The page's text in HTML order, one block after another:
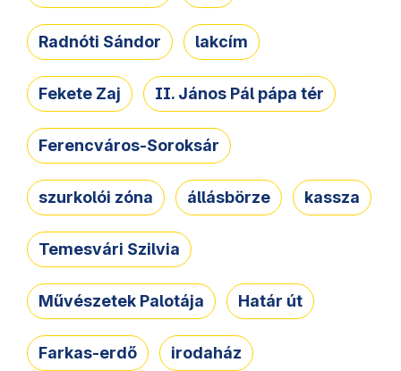
Radnóti Sándor lakcím
Fekete Zaj II. János Pál pápa tér
Ferencváros-Soroksár
szurkolói zóna állásbörze kassza
Temesvári Szilvia
Művészetek Palotája Határ út
Farkas-erdő irodaház